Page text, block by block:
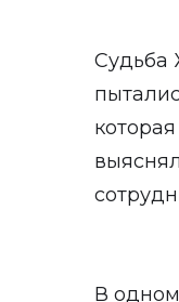
Судьба
В